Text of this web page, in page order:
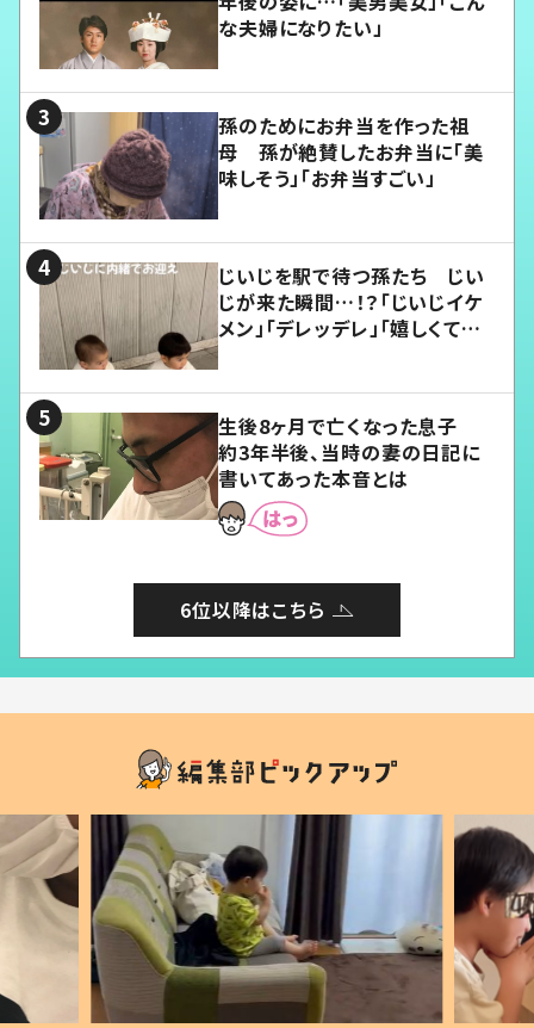
な夫婦になりたい」
孫のためにお弁当を作った祖
母 孫が絶賛したお弁当に「美
味しそう」「お弁当すごい」
じいじを駅で待つ孫たち じい
じが来た瞬間…！？「じいじイケ
メン」「デレッデレ」「嬉しくて可
生後8ヶ月で亡くなった息子
約3年半後、当時の妻の日記に
書いてあった本音とは
6位以降はこちら